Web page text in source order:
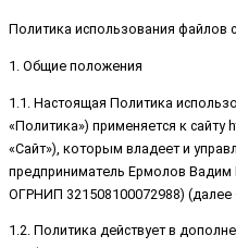
Политика использования файлов
1. Общие положения
1.1. Настоящая Политика
«Политика») применяется к
«Сайт»), которым владеет и
предприниматель Ермолов
ОГРНИП 321508100072988) (далее
1.2. Политика действует в